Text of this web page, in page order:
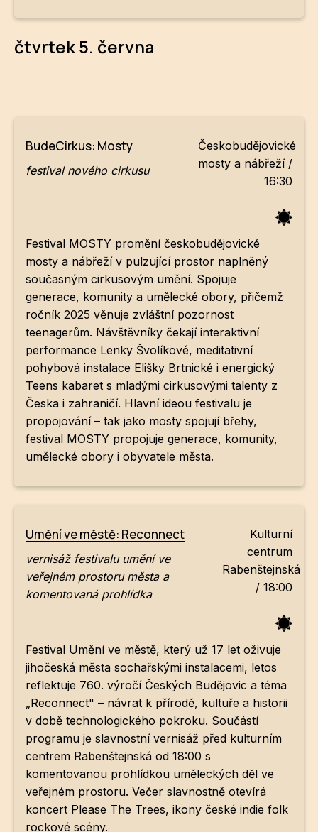
čtvrtek 5. června
BudeCirkus: Mosty
festival nového cirkusu
Českobudějovické
mosty a nábřeží /
16:30
Festival MOSTY promění českobudějovické
mosty a nábřeží v pulzující prostor naplněný
současným cirkusovým umění. Spojuje
generace, komunity a umělecké obory, přičemž
ročník 2025 věnuje zvláštní pozornost
teenagerům. Návštěvníky čekají interaktivní
performance Lenky Švolíkové, meditativní
pohybová instalace Elišky Brtnické i energický
Teens kabaret s mladými cirkusovými talenty z
Česka i zahraničí. Hlavní ideou festivalu je
propojování – tak jako mosty spojují břehy,
festival MOSTY propojuje generace, komunity,
umělecké obory i obyvatele města.
Umění ve městě: Reconnect
vernisáž festivalu umění ve
veřejném prostoru města a
komentovaná prohlídka
Kulturní
centrum
Rabenštejnská
/ 18:00
Festival Umění ve městě, který už 17 let oživuje
jihočeská města sochařskými instalacemi, letos
reflektuje 760. výročí Českých Budějovic a téma
„Reconnect" – návrat k přírodě, kultuře a historii
v době technologického pokroku. Součástí
programu je slavnostní vernisáž před kulturním
centrem Rabenštejnská od 18:00 s
komentovanou prohlídkou uměleckých děl ve
veřejném prostoru. Večer slavnostně otevírá
koncert Please The Trees, ikony české indie folk
rockové scény.